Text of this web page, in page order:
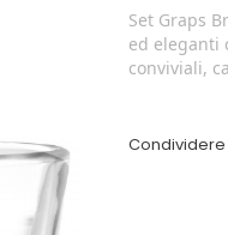
Set Graps
ed eleganti
conviviali,
Condividere